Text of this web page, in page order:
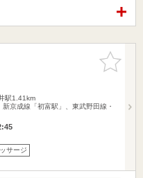
お気に入
りに追加
駅1.41km
京成線「初富駅」、東武野田線・
サージ